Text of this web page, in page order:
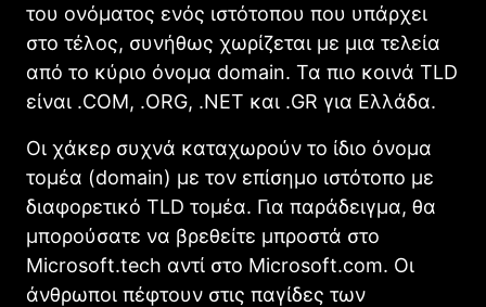
του ονόματος ενός ιστότοπου που υπάρχει
στο τέλος, συνήθως χωρίζεται με μια τελεία
από το κύριο όνομα domain. Τα πιο κοινά TLD
είναι .COM, .ORG, .NET και .GR για Ελλάδα.
Οι χάκερ συχνά καταχωρούν το ίδιο όνομα
τομέα (domain) με τον επίσημο ιστότοπο με
διαφορετικό TLD τομέα. Για παράδειγμα, θα
μπορούσατε να βρεθείτε μπροστά στο
Microsoft.tech αντί στο Microsoft.com. Οι
άνθρωποι πέφτουν στις παγίδες των